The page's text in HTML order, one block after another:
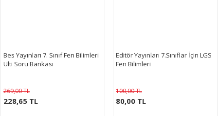
Bes Yayınları 7. Sınıf Fen Bilimleri
Ulti Soru Bankası
269,00 TL
228,65 TL
Editör Yayınları 7.Sınıflar İçin LGS
Fen Bilimleri
100,00 TL
80,00 TL